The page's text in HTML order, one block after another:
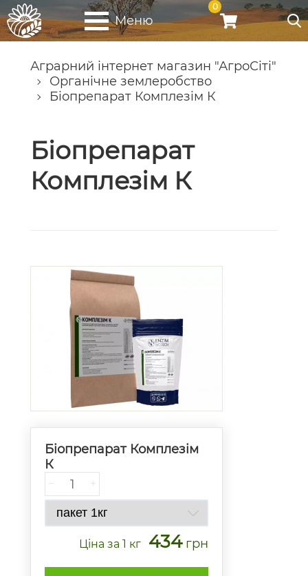
Меню
0
Аграрний інтернет магазин "АгроСіті"
Органічне землеробство
Біопрепарат Комплезім К
Біопрепарат
Комплезім К
Біопрепарат Комплезім
К
− +
Ціна за 1 кг 434 грн